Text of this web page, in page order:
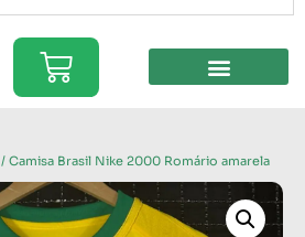
/ Camisa Brasil Nike 2000 Romário amarela